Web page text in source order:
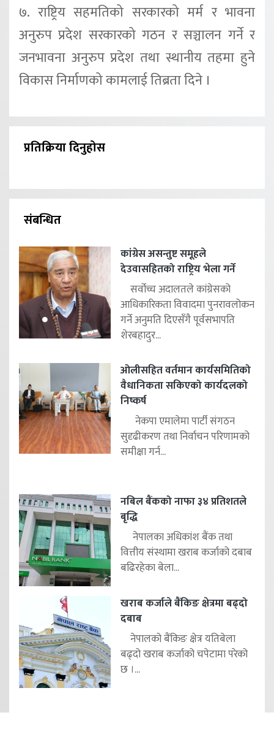
७. राष्ट्रिय सहमतिको सरकारको मर्म र भावना
अनुरुप प्रदेश सरकारको गठन र सञ्चालन गर्ने र
जनभावना अनुरुप प्रदेश तथा स्थानीय तहमा हुने
विकास निर्माणको कामलाई तिब्रता दिने ।
प्रतिक्रिया दिनुहोस
संबन्धित
कांग्रेस असन्तुष्ट समूहले
देउवासहितको राष्ट्रिय भेला गर्ने
सर्वोच्च अदालतले कांग्रेसको
आधिकारिकता विवादमा पुनरावलोकन
गर्ने अनुमति दिएसँगै पूर्वसभापति
शेरबहादुर...
ओलीसहित वर्तमान कार्यसमितिको
वैधानिकता सकिएको कार्यदलको
निष्कर्ष
नेकपा एमालेमा पार्टी संगठन
सुदृढीकरण तथा निर्वाचन परिणामको
समीक्षा गर्न...
नबिल बैंकको नाफा ३४ प्रतिशतले
बृद्धि
नेपालका अधिकांश बैंक तथा
वित्तीय संस्थामा खराब कर्जाको दबाब
बढिरहेका बेला...
खराब कर्जाले बैंकिङ क्षेत्रमा बढ्दो
दबाब
नेपालको बैंकिङ क्षेत्र यतिबेला
बढ्दो खराब कर्जाको चपेटामा परेको
छ ।...